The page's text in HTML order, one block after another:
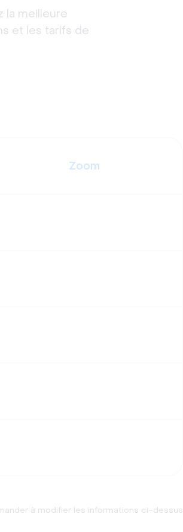
la meilleure
et les tarifs de
Zoom
à modifier les informations ci-dessus